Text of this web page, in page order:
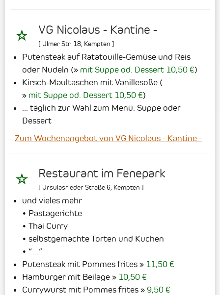
VG Nicolaus - Kantine -
[ Ulmer Str. 18 Kempten ]
Putensteak auf Ratatouille-Gemüse und Reis
oder Nudeln ( mit Suppe od. Dessert 10,50 €)
Kirsch-Maultaschen mit Vanillesoße (
mit Suppe od. Dessert 10,50 €)
... täglich zur Wahl zum Menü: Suppe oder
Dessert
Zum Wochenangebot von VG Nicolaus - Kantine -
Restaurant im Fenepark
[ Ursulasrieder Straße 6 Kempten ]
und vieles mehr
• Pastagerichte
• Thai Curry
• selbstgemachte Torten und Kuchen
• “…”
Putensteak mit Pommes frites
11,50 €
Hamburger mit Beilage
10,50 €
Currywurst mit Pommes frites
9,50 €